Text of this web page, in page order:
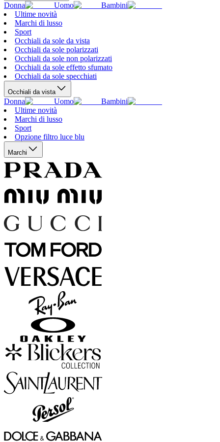
Donna Uomo
Bambini
Ultime novità
Marchi di lusso
Sport
Occhiali da sole da vista
Occhiali da sole polarizzati
Occhiali da sole non polarizzati
Occhiali da sole effetto sfumato
Occhiali da sole specchiati
Occhiali da vista
Donna Uomo
Bambini
Ultime novità
Marchi di lusso
Sport
Opzione filtro luce blu
Marchi